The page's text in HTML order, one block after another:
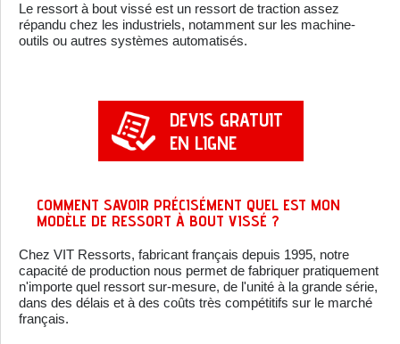
Le ressort à bout vissé est un ressort de traction assez
répandu chez les industriels, notamment sur les machine-
outils ou autres systèmes automatisés.
DEVIS GRATUIT
EN LIGNE
COMMENT SAVOIR PRÉCISÉMENT QUEL EST MON
MODÈLE DE RESSORT À BOUT VISSÉ ?
Chez VIT Ressorts, fabricant français depuis 1995, notre
capacité de production nous permet de fabriquer pratiquement
n'importe quel ressort sur-mesure, de l'unité à la grande série,
dans des délais et à des coûts très compétitifs sur le marché
français.